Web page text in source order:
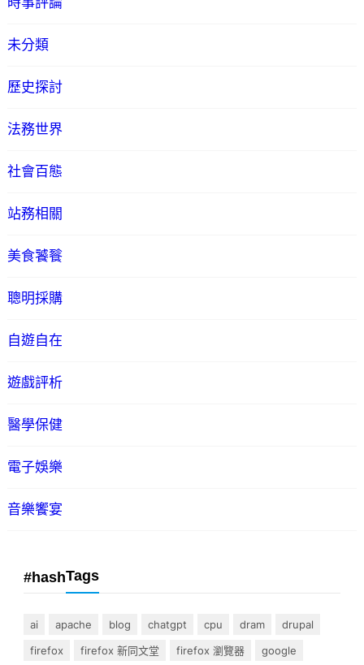
未分類
歷史探討
法務世界
社會百態
站務相關
美食饕餮
聰明採購
自遊自在
遊戲評析
醫學保健
電子娛樂
音樂饗宴
#hashTags
ai apache blog chatgpt cpu dram
drupal
firefox
firefox 新同文堂 firefox 瀏覽器
google